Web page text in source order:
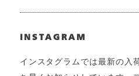
INSTAGRAM
インスタグラムでは最新の入